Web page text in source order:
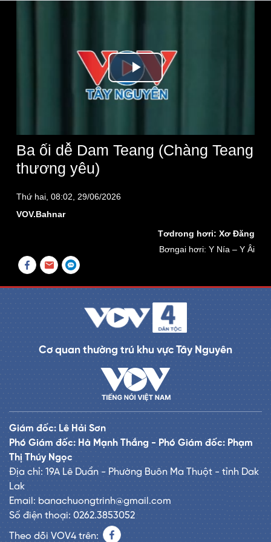
Play
Ba ối dê̆ Dam Teang (Chàng Teang
thương yêu)
Thứ hai, 08:02, 29/06/2026
VOV.Bahnar
Tơdrong hơri: Xơ Đăng
Bơngai hơri: Y Nía – Y Âi
Cơ quan thường trú khu vực Tây Nguyên
Giám đốc: Lê Hải Sơn
Phó Giám đốc: Hà Mạnh Thắng - Phó Giám đốc: Phạm
Thị Thúy Ngọc
Địa chỉ: 19A Lê Duẩn - Phường Buôn Ma Thuột - tỉnh Dak
Lak
Email: banachuongtrinh@gmail.com
Số điện thoại: 0262.3853052
Theo dõi VOV4 trên: